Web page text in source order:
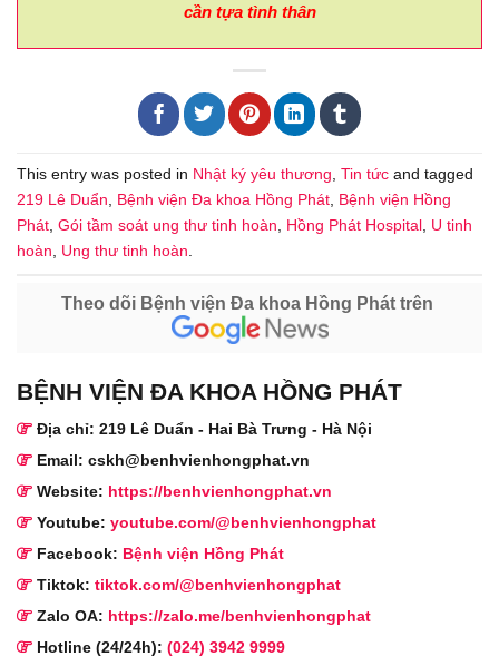
cần tựa tình thân
This entry was posted in Nhật ký yêu thương, Tin tức and tagged
219 Lê Duẩn, Bệnh viện Đa khoa Hồng Phát, Bệnh viện Hồng
Phát, Gói tầm soát ung thư tinh hoàn, Hồng Phát Hospital, U tinh
hoàn, Ung thư tinh hoàn.
Theo dõi Bệnh viện Đa khoa Hồng Phát trên
BỆNH VIỆN ĐA KHOA HỒNG PHÁT
Địa chỉ: 219 Lê Duẩn - Hai Bà Trưng - Hà Nội
Email: cskh@benhvienhongphat.vn
Website: https://benhvienhongphat.vn
Youtube: youtube.com/@benhvienhongphat
Facebook: Bệnh viện Hồng Phát
Tiktok: tiktok.com/@benhvienhongphat
Zalo OA: https://zalo.me/benhvienhongphat
Hotline (24/24h): (024) 3942 9999